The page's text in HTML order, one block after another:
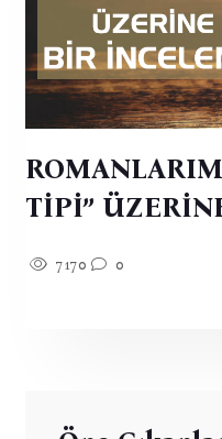
TİPİ”
7170 0